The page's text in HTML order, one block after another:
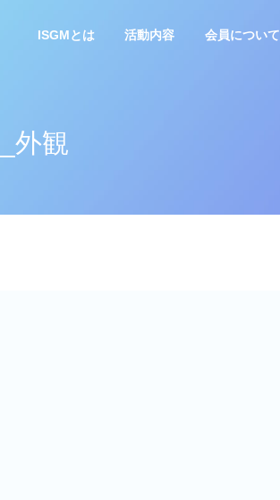
ISGMとは 活動内容 会員について
外観